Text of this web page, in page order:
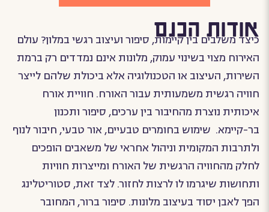
אודות הכנס
כיצד משלבים בין קיימות, סיפור ועיצוב רגשי במלון? עולם
האירוח מצוי בשינוי עמוק, מלונות אינם נמדדים רק ברמת
השירות, העיצוב או הטכנולוגיה אלא ביכולת שלהם לייצר
חוויה רגשית משמעותית עבור האורח. חוויית אורח
איכותית נוצרת מהחיבור בין ערכים, סיפור ותכנון
בר-קיימא. שימוש בחומרים טבעיים, אור טבעי, חיבור לנוף
ולתרבות המקומית וניהול אחראי של משאבים הופכים
לחלק מהחוויה הרגשית של האורח ומייצרות חוויות
ותחושות שיגרמו לו לרצות לחזור. לצד זאת, סטוריטלינג
הפך לאבן יסוד בעיצוב מלונות. סיפור ברור, המחובר